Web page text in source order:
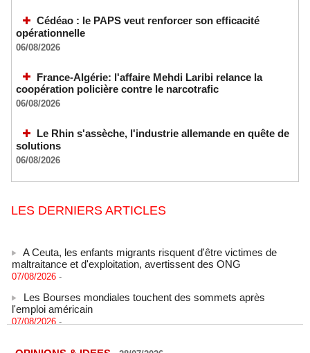
Cédéao : le PAPS veut renforcer son efficacité
opérationnelle
06/08/2026
France-Algérie: l'affaire Mehdi Laribi relance la
coopération policière contre le narcotrafic
06/08/2026
Le Rhin s'assèche, l'industrie allemande en quête de
solutions
06/08/2026
LES DERNIERS ARTICLES
maltraitance et d'exploitation, avertissent des ONG
07/08/2026 -
l'emploi américain
07/08/2026 -